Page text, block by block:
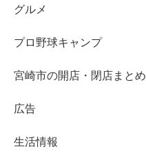
グルメ
プロ野球キャンプ
宮崎市の開店・閉店まとめ
広告
生活情報